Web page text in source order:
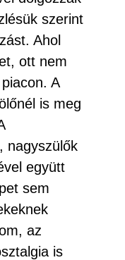
szerint
Ahol
ott nem
A
is meg
nagyszülők
együtt
sem
az
is